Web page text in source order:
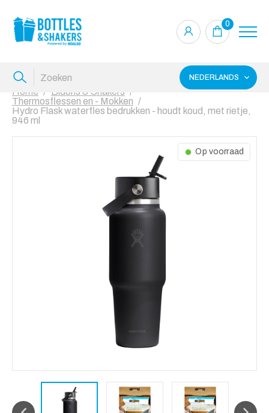
0
NEDERLANDS
Home
Bidons & Shakers
Thermosflessen en - Mokken
Hydro Flask waterfles bedrukken - houdt koud, met rietje,
946 ml
Op voorraad